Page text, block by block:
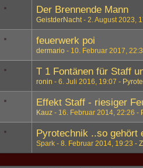
Der Brennende Mann
GeistderNacht 2. August 2023,
feuerwerk poi
dermario 10. Februar 2017,
T 1 Fontänen für Staff
ronin 6. Juli 2016, 19:07
Effekt Staff - riesiger
Kauz 16. Februar 2014, 22:26
Pyrotechnik ..so gehört
Spark 8. Februar 2014, 19:23